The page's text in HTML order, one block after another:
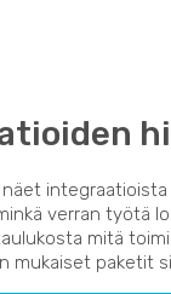
verran työtä
mitä
mukaiset paketit